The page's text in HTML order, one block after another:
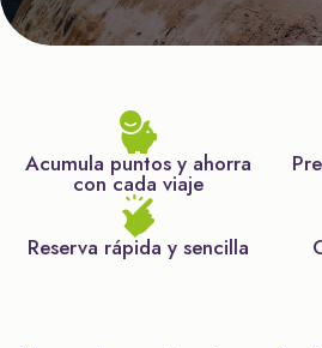
Acumula puntos y ahorra
con cada viaje
Reserva rápida y sencilla